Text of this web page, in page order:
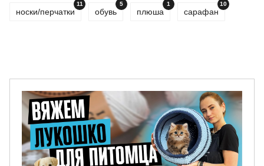
носки/перчатки
11
обувь
5
плюша
1
сарафан
10